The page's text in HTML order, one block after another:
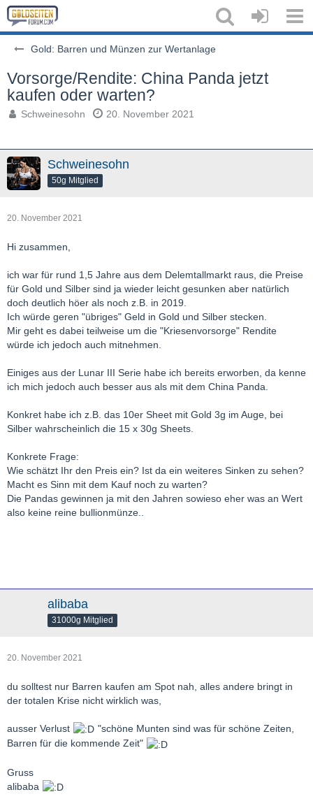
Gold: Barren und Münzen zur Wertanlage
Vorsorge/Rendite: China Panda jetzt
kaufen oder warten?
Schweinesohn 20. November 2021
Schweinesohn
50g Mitglied
20. November 2021
Hi zusammen,
ich war für rund 1,5 Jahre aus dem Delemtallmarkt raus, die Preise
für Gold und Silber sind ja wieder leicht gesunken aber natürlich
doch deutlich höer als noch z.B. in 2019.
Ich würde geren "übriges" Geld in Gold und Silber stecken.
Mir geht es dabei teilweise um die "Kriesenvorsorge" Rendite
würde ich jedoch auch mitnehmen.
Einiges aus der Lunar III Serie habe ich bereits erworben, da kenne
ich mich jedoch auch besser aus als mit dem China Panda.
Konkret habe ich z.B. das 10er Sheet mit Gold 3g im Auge, bei
Silber wahrscheinlich die 15 x 30g Sheets.
Konkrete Frage:
Wie schätzt Ihr den Preis ein? Ist da ein weiteres Sinken zu sehen?
Macht es Sinn mit dem Kauf noch zu warten?
Die Pandas gewinnen ja mit den Jahren sowieso eher was an Wert
also keine reine bullionmünze..
alibaba
31000g Mitglied
20. November 2021
du solltest nur Barren kaufen am Spot nah, alles andere bringt in
der totalen Krise nicht wirklich was,
ausser Verlust
"schöne Munten sind was für schöne Zeiten,
Barren für die kommende Zeit"
Gruss
alibaba